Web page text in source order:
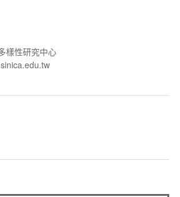
樣性研究中心